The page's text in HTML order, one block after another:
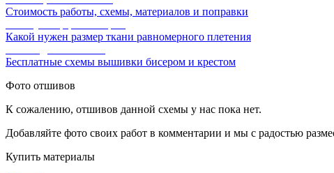
Стоимость работы, схемы, материалов и поправки
Какой нужен размер ткани равномерного плетения
Бесплатные схемы вышивки бисером и крестом
Фото отшивов
К сожалению, отшивов данной схемы у нас пока нет.
Добавляйте фото своих работ в комментарии и мы с радостью
Купить материалы